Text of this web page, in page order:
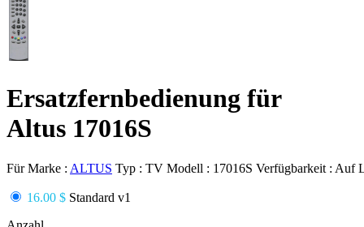
Ersatzfernbedienung für
Altus 17016S
Für Marke : ALTUS Typ : TV Modell : 17016S Verfügbarkeit : Auf
16.00 $ Standard v1